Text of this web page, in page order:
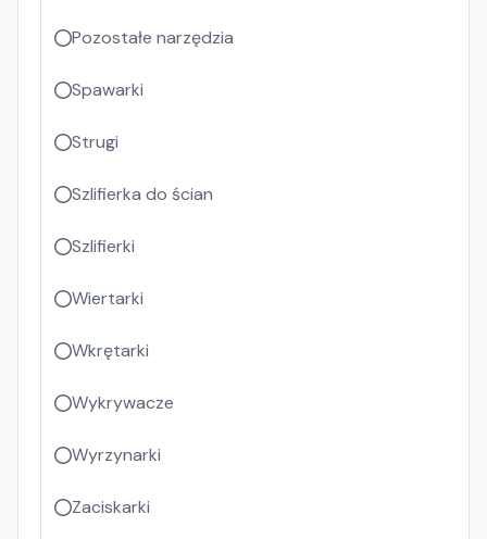
Pozostałe narzędzia
Spawarki
Strugi
Szlifierka do ścian
Szlifierki
Wiertarki
Wkrętarki
Wykrywacze
Wyrzynarki
Zaciskarki